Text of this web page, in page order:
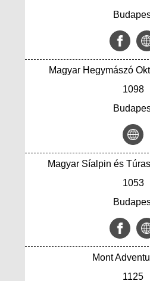
Magyar Hegymászó
1098
Magyar Síalpin és
1053
Mont
1125